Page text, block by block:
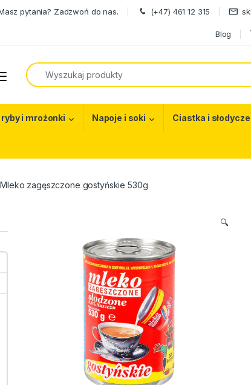
pytania? Zadzwoń do nas. (+47) 461 12 315
Blog
Search for:
i mrożonki Napoje i soki Ciastka i słodycze
Mleko zagęszczone gostyńskie 530g
🔍